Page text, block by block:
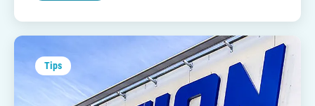
naar de camping vindt, zonder gegoochel met
een onmogelijk grote landkaart op schoot. En een
klein beetje technische hulp kan ook het
kampeerleven nét even wat makkelijker maken.
Tips